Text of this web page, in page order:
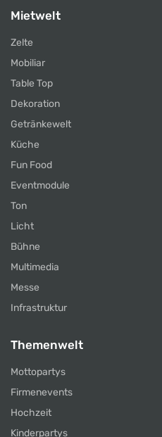
Mietwelt
Zelte
Mobiliar
Table Top
Dekoration
Getränkewelt
Küche
Fun Food
Eventmodule
Ton
Licht
Bühne
Multimedia
Messe
Infrastruktur
Themenwelt
Mottopartys
Firmenevents
Hochzeit
Kinderpartys